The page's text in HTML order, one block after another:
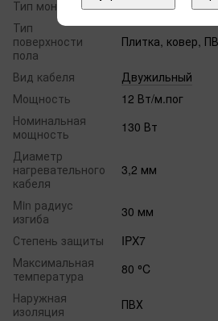
Тип монтажа
В стяжку
Тип
поверхности
пола
Плитка, ковер,
Вид кабеля
Двужильный
Мощность
12 Вт/м.пог
Номинальная
мощность
130 Вт
Диаметр
нагревательного
кабеля
3,2 мм
Min радиус
изгиба
30 мм
Степень защиты
IPX7
Максимальная
температура
80 ⁰C
Наружная
изоляция
ПВХ